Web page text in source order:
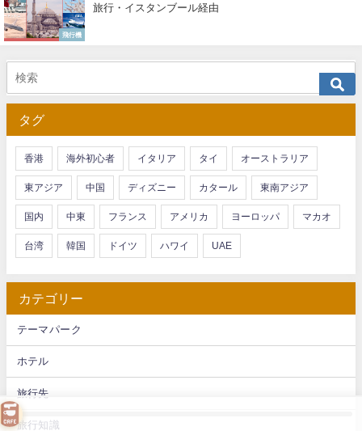
飛行機
旅行・イスタンブール経由
タグ
香港 海外初心者 イタリア タイ オーストラリア
東アジア 中国 ディズニー カタール 東南アジア
国内 中東 フランス アメリカ ヨーロッパ マカオ
台湾 韓国 ドイツ ハワイ UAE
カテゴリー
テーマパーク
ホテル
旅行先
旅行知識